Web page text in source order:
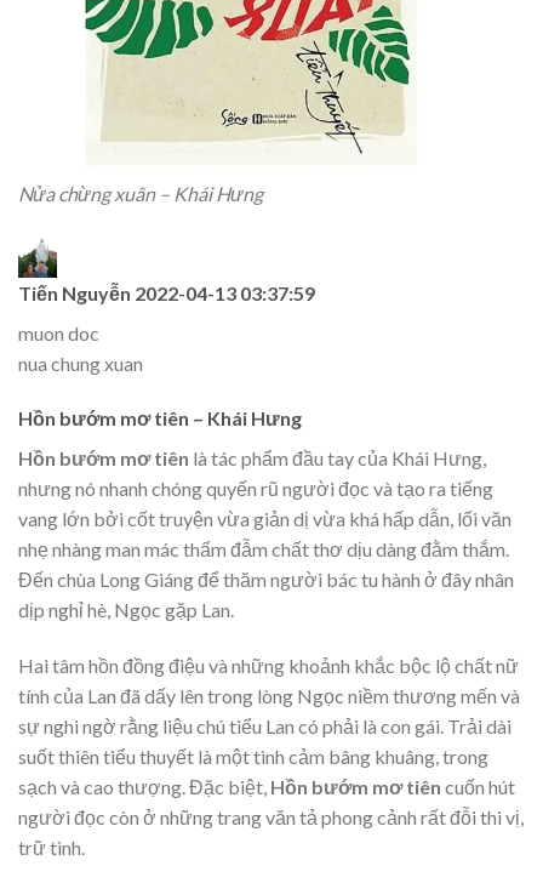
Nửa chừng xuân – Khái Hưng
Tiến Nguyễn 2022-04-13 03:37:59
muon doc
nua chung xuan
Hồn bướm mơ tiên – Khái Hưng
Hồn bướm mơ tiên là tác phẩm đầu tay của Khái Hưng,
nhưng nó nhanh chóng quyến rũ người đọc và tạo ra tiếng
vang lớn bởi cốt truyện vừa giản dị vừa khá hấp dẫn, lối văn
nhẹ nhàng man mác thấm đẫm chất thơ dịu dàng đằm thắm.
Đến chùa Long Giáng để thăm người bác tu hành ở đây nhân
dịp nghỉ hè, Ngọc gặp Lan.
Hai tâm hồn đồng điệu và những khoảnh khắc bộc lộ chất nữ
tính của Lan đã dấy lên trong lòng Ngọc niềm thương mến và
sự nghi ngờ rằng liệu chú tiểu Lan có phải là con gái. Trải dài
suốt thiên tiểu thuyết là một tình cảm bâng khuâng, trong
sạch và cao thượng. Đặc biệt, Hồn bướm mơ tiên cuốn hút
người đọc còn ở những trang văn tả phong cảnh rất đỗi thi vị,
trữ tình.